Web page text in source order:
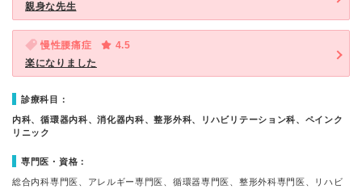
親身な先生
慢性腰痛症
4.5
楽になりました
診療科目：
内科、循環器内科、消化器内科、整形外科、リハビリテーション科、ペインク
リニック
専門医・資格：
総合内科専門医、アレルギー専門医、循環器専門医、整形外科専門医、リハビ